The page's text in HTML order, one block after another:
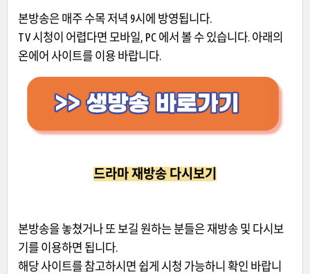
본방송은 매주 수목 저녁 9시에 방영됩니다.
TV 시청이 어렵다면 모바일, PC 에서 볼 수 있습니다. 아래의
온에어 사이트를 이용 바랍니다.
드라마 재방송 다시보기
본방송을 놓쳤거나 또 보길 원하는 분들은 재방송 및 다시보
기를 이용하면 됩니다.
해당 사이트를 참고하시면 쉽게 시청 가능하니 확인 바랍니